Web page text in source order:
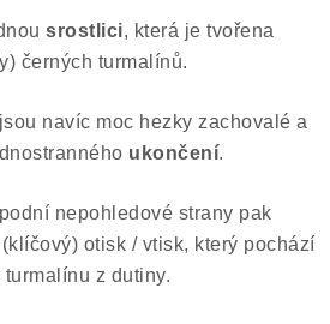
srostlici, která je tvořena
černých turmalínů.
navíc moc hezky zachovalé a
ukončení.
nepohledové strany pak
otisk / vtisk, který pochází
z dutiny.